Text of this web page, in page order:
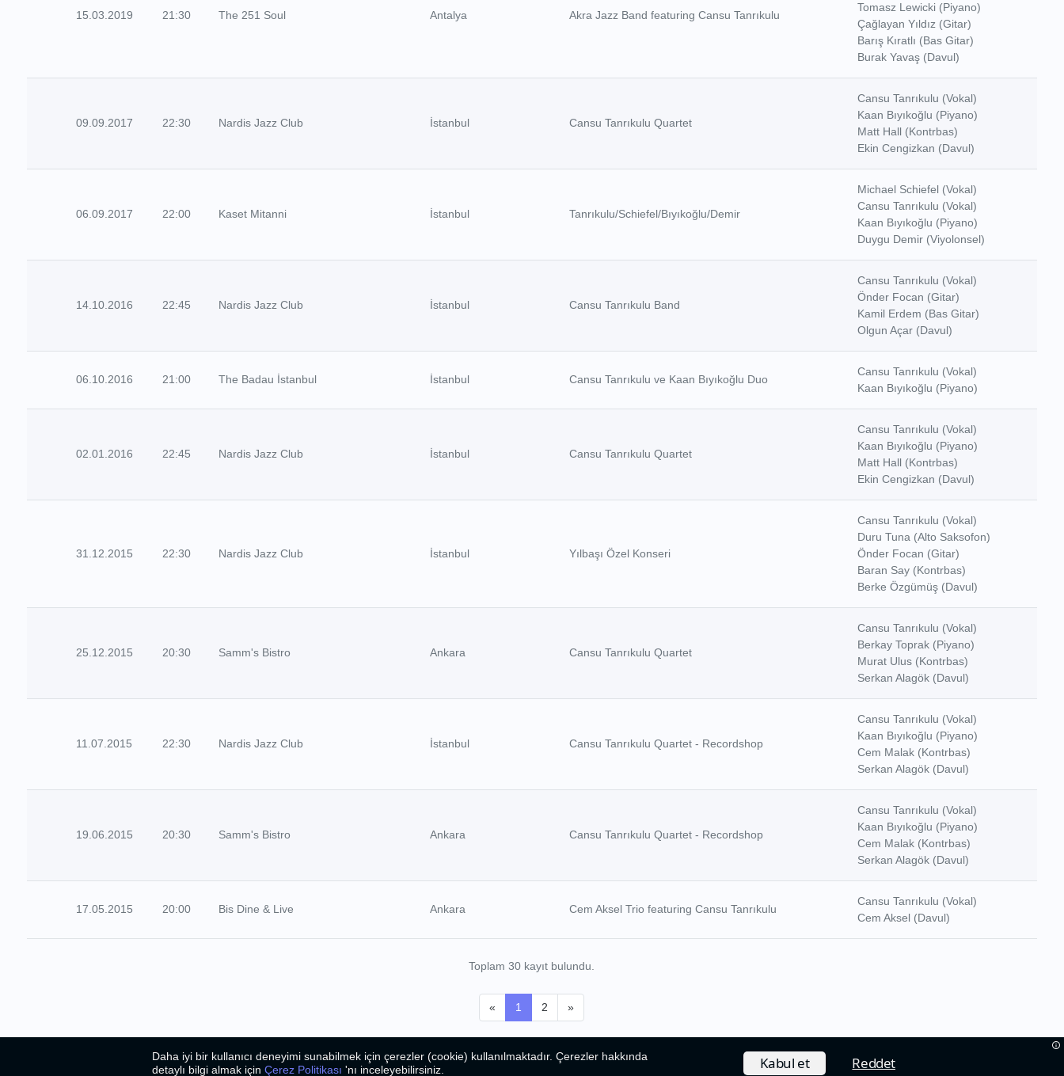
15.03.2019 21:30 The 251 Soul Antalya Akra Jazz Band featuring Cansu Tanrıkulu
Tomasz Lewicki (Piyano)
Çağlayan Yıldız (Gitar)
Barış Kıratlı (Bas Gitar)
Burak Yavaş (Davul)
09.09.2017 22:30 Nardis Jazz Club İstanbul Cansu Tanrıkulu Quartet
Cansu Tanrıkulu (Vokal)
Kaan Bıyıkoğlu (Piyano)
Matt Hall (Kontrbas)
Ekin Cengizkan (Davul)
06.09.2017 22:00 Kaset Mitanni İstanbul Tanrıkulu/Schiefel/Bıyıkoğlu/Demir
Michael Schiefel (Vokal)
Cansu Tanrıkulu (Vokal)
Kaan Bıyıkoğlu (Piyano)
Duygu Demir (Viyolonsel)
14.10.2016 22:45 Nardis Jazz Club İstanbul Cansu Tanrıkulu Band
Cansu Tanrıkulu (Vokal)
Önder Focan (Gitar)
Kamil Erdem (Bas Gitar)
Olgun Açar (Davul)
06.10.2016 21:00 The Badau İstanbul İstanbul Cansu Tanrıkulu ve Kaan Bıyıkoğlu Duo
Cansu Tanrıkulu (Vokal)
Kaan Bıyıkoğlu (Piyano)
02.01.2016 22:45 Nardis Jazz Club İstanbul Cansu Tanrıkulu Quartet
Cansu Tanrıkulu (Vokal)
Kaan Bıyıkoğlu (Piyano)
Matt Hall (Kontrbas)
Ekin Cengizkan (Davul)
31.12.2015 22:30 Nardis Jazz Club İstanbul Yılbaşı Özel Konseri
Cansu Tanrıkulu (Vokal)
Duru Tuna (Alto Saksofon)
Önder Focan (Gitar)
Baran Say (Kontrbas)
Berke Özgümüş (Davul)
25.12.2015 20:30 Samm's Bistro Ankara Cansu Tanrıkulu Quartet
Cansu Tanrıkulu (Vokal)
Berkay Toprak (Piyano)
Murat Ulus (Kontrbas)
Serkan Alagök (Davul)
11.07.2015 22:30 Nardis Jazz Club İstanbul Cansu Tanrıkulu Quartet - Recordshop
Cansu Tanrıkulu (Vokal)
Kaan Bıyıkoğlu (Piyano)
Cem Malak (Kontrbas)
Serkan Alagök (Davul)
19.06.2015 20:30 Samm's Bistro Ankara Cansu Tanrıkulu Quartet - Recordshop
Cansu Tanrıkulu (Vokal)
Kaan Bıyıkoğlu (Piyano)
Cem Malak (Kontrbas)
Serkan Alagök (Davul)
17.05.2015 20:00 Bis Dine & Live Ankara Cem Aksel Trio featuring Cansu Tanrıkulu
Cansu Tanrıkulu (Vokal)
Cem Aksel (Davul)
Toplam 30 kayıt bulundu.
« 1 2 »
Bizim Caz Hakkımızda Çerez Politikası
Daha iyi bir kullanıcı deneyimi sunabilmek için çerezler (cookie) kullanılmaktadır. Çerezler hakkında
detaylı bilgi almak için Çerez Politikası 'nı inceleyebilirsiniz. Kabul et Reddet